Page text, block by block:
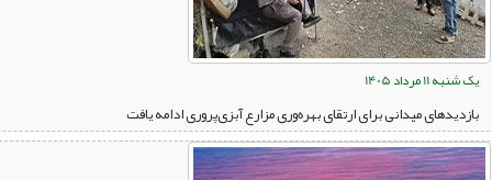
یک شنبه 11 مرداد 1405
بازدیدهای میدانی برای ارتقای بهره‌وری مزارع آبزی‌پروری ادامه یافت